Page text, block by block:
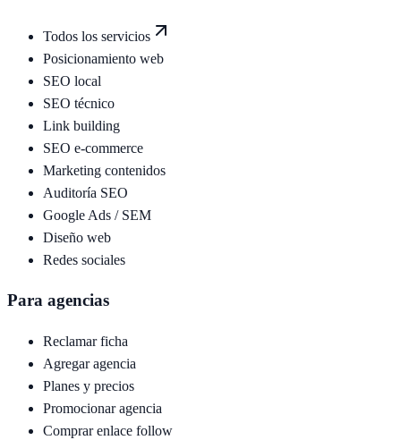
Todos los servicios
Posicionamiento web
SEO local
SEO técnico
Link building
SEO e-commerce
Marketing contenidos
Auditoría SEO
Google Ads / SEM
Diseño web
Redes sociales
Para agencias
Reclamar ficha
Agregar agencia
Planes y precios
Promocionar agencia
Comprar enlace follow